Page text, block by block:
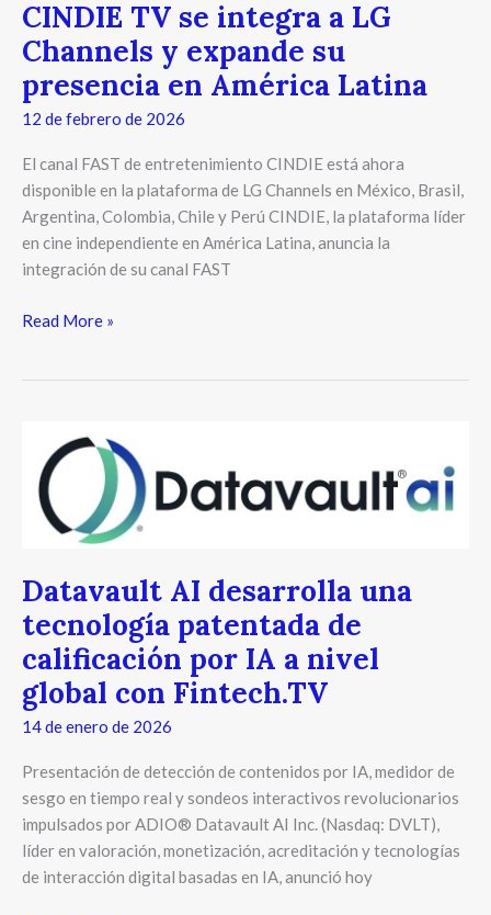
CINDIE TV se integra a LG
Channels y expande su
presencia en América Latina
12 de febrero de 2026
El canal FAST de entretenimiento CINDIE está ahora
disponible en la plataforma de LG Channels en México, Brasil,
Argentina, Colombia, Chile y Perú CINDIE, la plataforma líder
en cine independiente en América Latina, anuncia la
integración de su canal FAST
Read More »
Datavault AI desarrolla una
tecnología patentada de
calificación por IA a nivel
global con Fintech.TV
14 de enero de 2026
Presentación de detección de contenidos por IA, medidor de
sesgo en tiempo real y sondeos interactivos revolucionarios
impulsados por ADIO® Datavault AI Inc. (Nasdaq: DVLT),
líder en valoración, monetización, acreditación y tecnologías
de interacción digital basadas en IA, anunció hoy
Datavault
desarrolla
una
tecnología
de
calificación
IA
a
nivel
con
Fintech.TV